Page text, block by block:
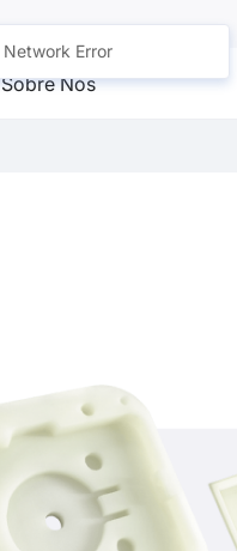
Sobre Nós
Network Error